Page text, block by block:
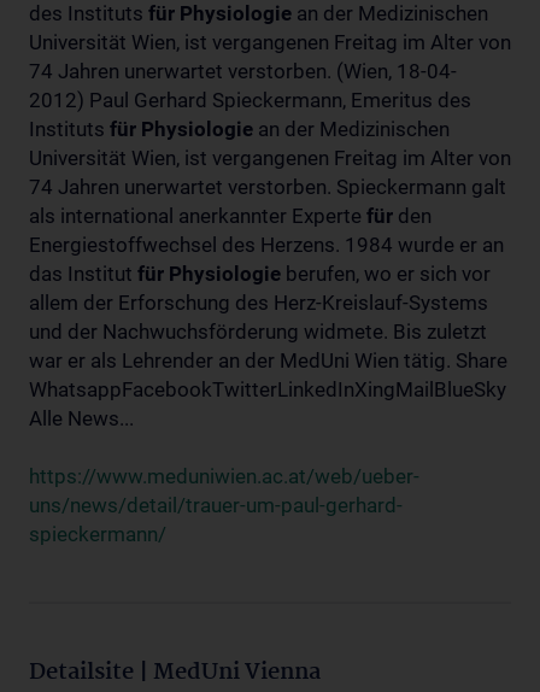
des Instituts für Physiologie an der Medizinischen
Universität Wien, ist vergangenen Freitag im Alter von
74 Jahren unerwartet verstorben. (Wien, 18-04-
2012) Paul Gerhard Spieckermann, Emeritus des
Instituts für Physiologie an der Medizinischen
Universität Wien, ist vergangenen Freitag im Alter von
74 Jahren unerwartet verstorben. Spieckermann galt
als international anerkannter Experte für den
Energiestoffwechsel des Herzens. 1984 wurde er an
das Institut für Physiologie berufen, wo er sich vor
allem der Erforschung des Herz-Kreislauf-Systems
und der Nachwuchsförderung widmete. Bis zuletzt
war er als Lehrender an der MedUni Wien tätig. Share
WhatsappFacebookTwitterLinkedInXingMailBlueSky
Alle News...
https://www.meduniwien.ac.at/web/ueber-
uns/news/detail/trauer-um-paul-gerhard-
spieckermann/
Detailsite | MedUni Vienna